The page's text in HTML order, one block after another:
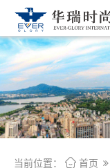
当前位置：  首页